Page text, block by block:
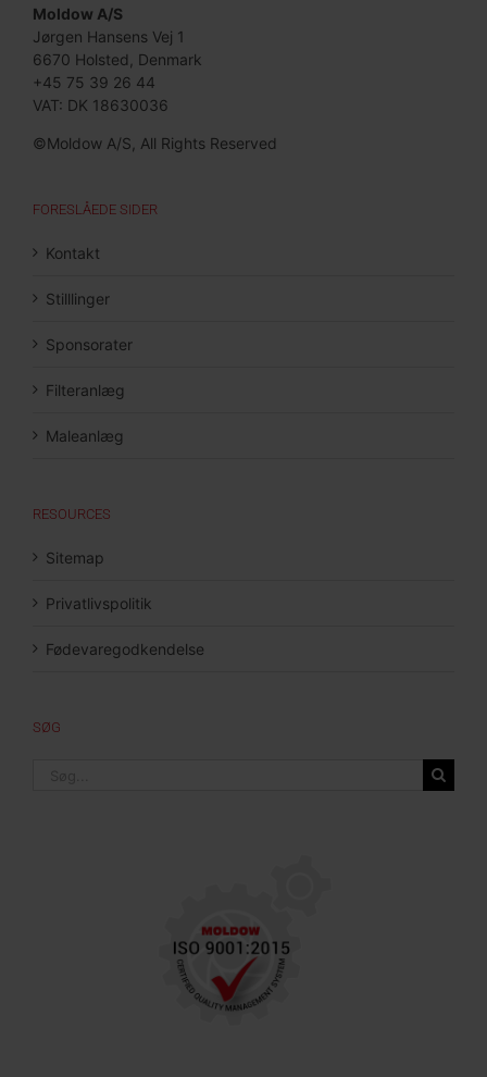
Moldow A/S
Jørgen Hansens Vej 1
6670 Holsted, Denmark
+45 75 39 26 44
VAT: DK 18630036
©Moldow A/S, All Rights Reserved
FORESLÅEDE SIDER
Kontakt
Stilllinger
Sponsorater
Filteranlæg
Maleanlæg
RESOURCES
Sitemap
Privatlivspolitik
Fødevaregodkendelse
SØG